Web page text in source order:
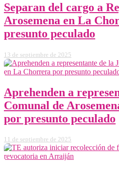
Separan del cargo a
Arosemena en La
presunto peculado
13 de septiembre de 2025
Aprehenden a
Comunal de
por presunto peculado
11 de septiembre de 2025